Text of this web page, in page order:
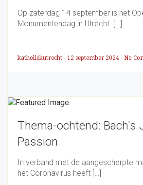
Op zaterdag 14 september is het
Monumentendag in Utrecht. […]
katholiekutrecht - 12 september 2024 - No
Thema-ochtend: Bach's
Passion
In verband met de aangescherpte
het Coronavirus heeft […]